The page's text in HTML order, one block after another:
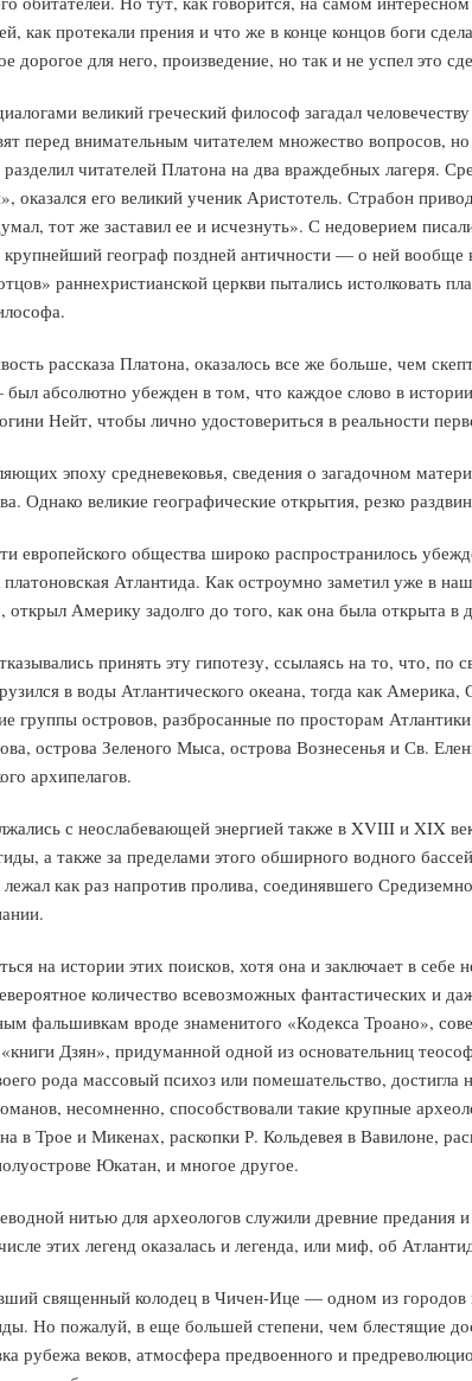
как протекали прения и что же в конце концов боги
дорогое для него, произведение, но так и не успел это
великий греческий философ загадал
перед внимательным читателем множество вопросов,
читателей Платона на два враждебных лагеря.
оказался его великий ученик Аристотель. Страбон
тот же заставил ее и исчезнуть». С недоверием
географ поздней античности — о ней
раннехристианской церкви пытались истолковать
рассказа Платона, оказалось все же больше, чем
абсолютно убежден в том, что каждое слово в
Нейт, чтобы лично удостовериться в реальности
эпоху средневековья, сведения о загадочном
Однако великие географические открытия, резко
общества широко распространилось
Атлантида. Как остроумно заметил уже в
Америку задолго до того, как она была открыта в
принять эту гипотезу, ссылаясь на то, что, по
в воды Атлантического океана, тогда как
группы островов, разбросанные по просторам
острова Зеленого Мыса, острова Вознесенья и Св.
архипелагов.
с неослабевающей энергией также в XVIII и XIX
а также за пределами этого обширного водного
как раз напротив пролива, соединявшего
на истории этих поисков, хотя она и заключает в
количество всевозможных фантастических и
фальшивкам вроде знаменитого «Кодекса Троано»,
Дзян», придуманной одной из основательниц
рода массовый психоз или помешательство,
несомненно, способствовали такие крупные
в Трое и Микенах, раскопки Р. Кольдевея в Вавилоне,
Юкатан, и многое другое.
нитью для археологов служили древние
этих легенд оказалась и легенда, или миф, об
священный колодец в Чичен-Ице — одном из
Но пожалуй, в еще большей степени, чем блестящие
рубежа веков, атмосфера предвоенного и